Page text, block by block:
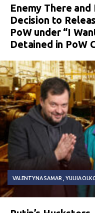
Enemy There
Decision to
PoW under “I
Detained in PoW
VALENTYNA SAMAR YULIIA